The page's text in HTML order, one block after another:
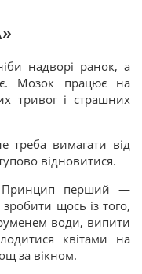
надворі ранок, а
Мозок працює на
тривог і страшних
треба вимагати від
відновитися.
Принцип перший —
щось із того,
води, випити
квітами на
за вікном.